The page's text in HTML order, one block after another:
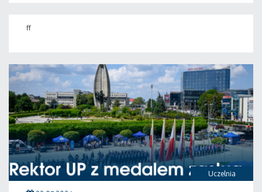
ff
Uczelnia